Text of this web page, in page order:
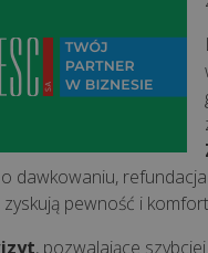
dawkowaniu,
pewność i
, pozwalające